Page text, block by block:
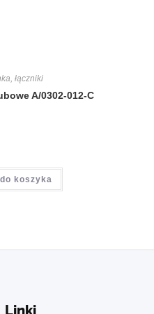
łączniki
A/0302-012-C
koszyka
Linki